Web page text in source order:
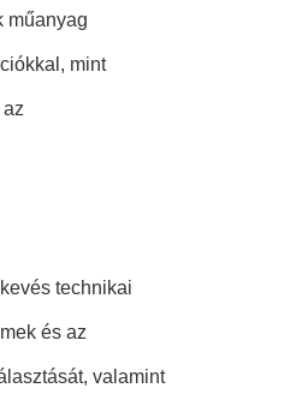
műanyag
mint
technikai
és az
valamint